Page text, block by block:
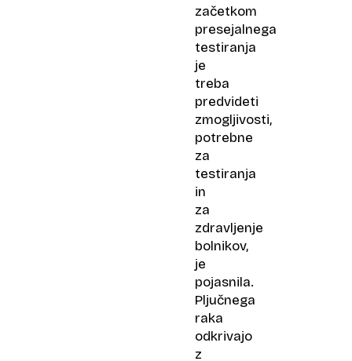
začetkom
presejalnega
testiranja
je
treba
predvideti
zmogljivosti,
potrebne
za
testiranja
in
za
zdravljenje
bolnikov,
je
pojasnila.
Pljučnega
raka
odkrivajo
z